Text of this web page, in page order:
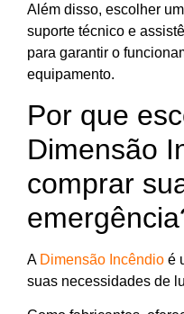
Além disso, escolher
suporte técnico e
para garantir o
equipamento.
Por que
Dimensão
comprar
A Dimensão Incêndio é
suas necessidades de